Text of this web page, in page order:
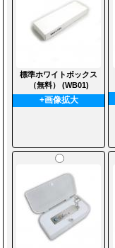
標準ホワイトボックス
（無料） (WB01)
+画像拡大